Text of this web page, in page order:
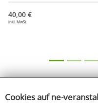
40,00 €
inkl. MwSt.
Cookies auf ne-